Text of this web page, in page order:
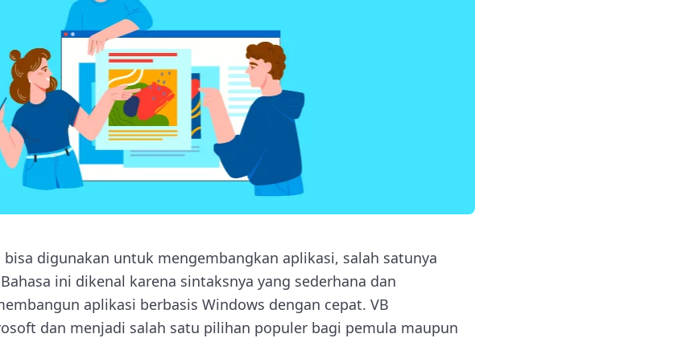
bisa digunakan untuk mengembangkan aplikasi, salah satunya
ini dikenal karena sintaksnya yang sederhana dan
aplikasi berbasis Windows dengan cepat. VB
dan menjadi salah satu pilihan populer bagi pemula maupun